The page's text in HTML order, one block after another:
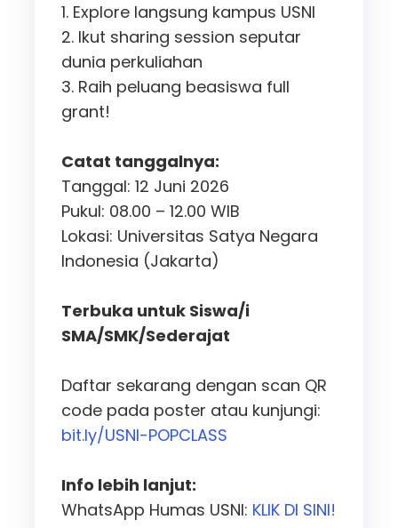
1. Explore langsung kampus USNI
2. Ikut sharing session seputar
dunia perkuliahan
3. Raih peluang beasiswa full
grant!
Catat tanggalnya:
Tanggal: 12 Juni 2026
Pukul: 08.00 – 12.00 WIB
Lokasi: Universitas Satya Negara
Indonesia (Jakarta)
Terbuka untuk Siswa/i
SMA/SMK/Sederajat
Daftar sekarang dengan scan QR
code pada poster atau kunjungi:
bit.ly/USNI-POPCLASS
Info lebih lanjut:
WhatsApp Humas USNI: KLIK DI SINI!